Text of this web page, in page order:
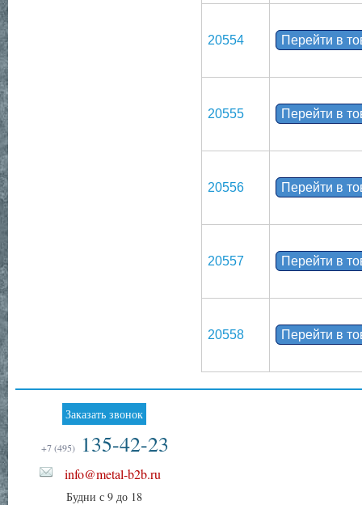
20554 Перейти в
20555 Перейти в
20556 Перейти в
20557 Перейти в
20558 Перейти в
Заказать звонок
+7 (495) 135-42-23
info@metal-b2b.ru
Будни с 9 до 18